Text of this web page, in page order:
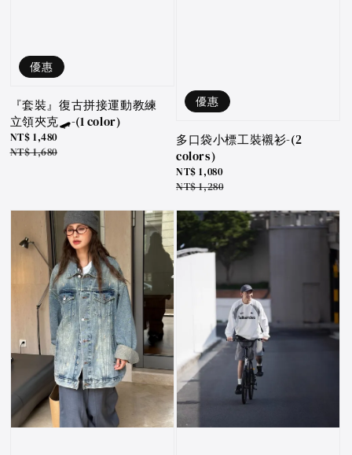
優惠
『套裝』復古拼接運動教練
立領夾克🛹-(1 color)
Sale
price
NT$ 1,480
Regular
NT$ 1,680
優惠
多口袋小標工裝襯衫-(2
colors)
Sale
price
NT$ 1,080
Regular
NT$ 1,280